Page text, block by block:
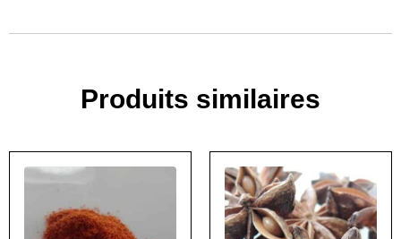
Produits similaires